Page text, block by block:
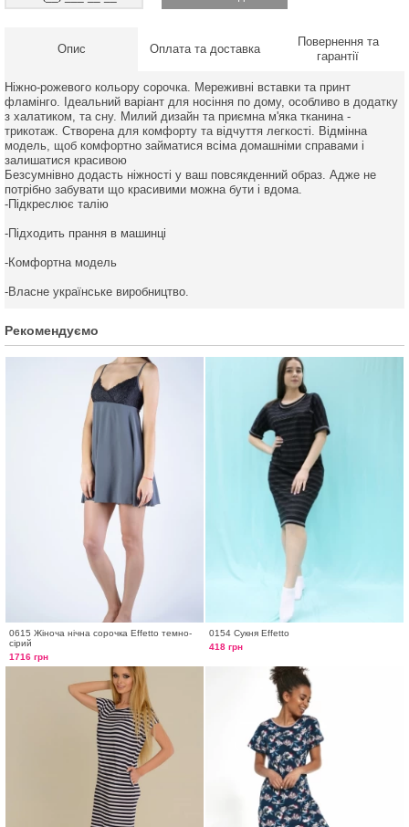
Опис Оплата та доставка
Повернення та
гарантії
Ніжно-рожевого кольору сорочка. Мереживні вставки та принт
фламінго. Ідеальний варіант для носіння по дому, особливо в додатку
з халатиком, та сну. Милий дизайн та приємна м'яка тканина -
трикотаж. Створена для комфорту та відчуття легкості. Відмінна
модель, щоб комфортно займатися всіма домашніми справами і
залишатися красивою
Безсумнівно додасть ніжності у ваш повсякденний образ. Адже не
потрібно забувати що красивими можна бути і вдома.
-Підкреслює талію
-Підходить прання в машинці
-Комфортна модель
-Власне українське виробництво.
Рекомендуємо
0615 Жіноча нічна сорочка Effetto темно-
сірий
1716 грн
0154 Сукня Effetto
418 грн